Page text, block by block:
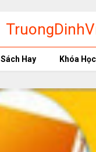
phần mềm
Sách Hay Khóa Học